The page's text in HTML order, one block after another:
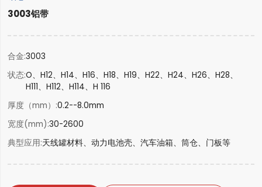
3003铝带
合金 3003
状态O、H12、H14、H16、H18、H19、H22、H24、H26、H28、
H111、H112、H114、H 116
厚度（mm）
0.2--8.0mm
宽度(mm) 30-2600
典型应用 天线罐材料、动力电池壳、汽车油箱、筒仓、门板等